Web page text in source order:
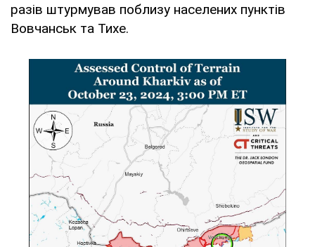
разів штурмував поблизу населених пунктів
Вовчанськ та Тихе.